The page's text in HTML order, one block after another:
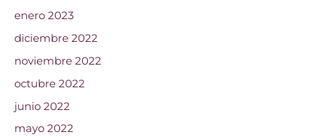
enero 2023
diciembre 2022
noviembre 2022
octubre 2022
junio 2022
mayo 2022